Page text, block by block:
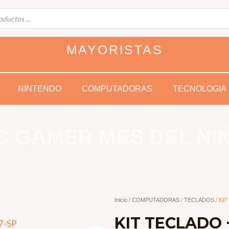
MAYORISTAS
NINTENDO COMPUTADORAS TECNOLOGIA
Inicio / COMPUTADORAS / TECLADOS / KIT
KIT TECLADO